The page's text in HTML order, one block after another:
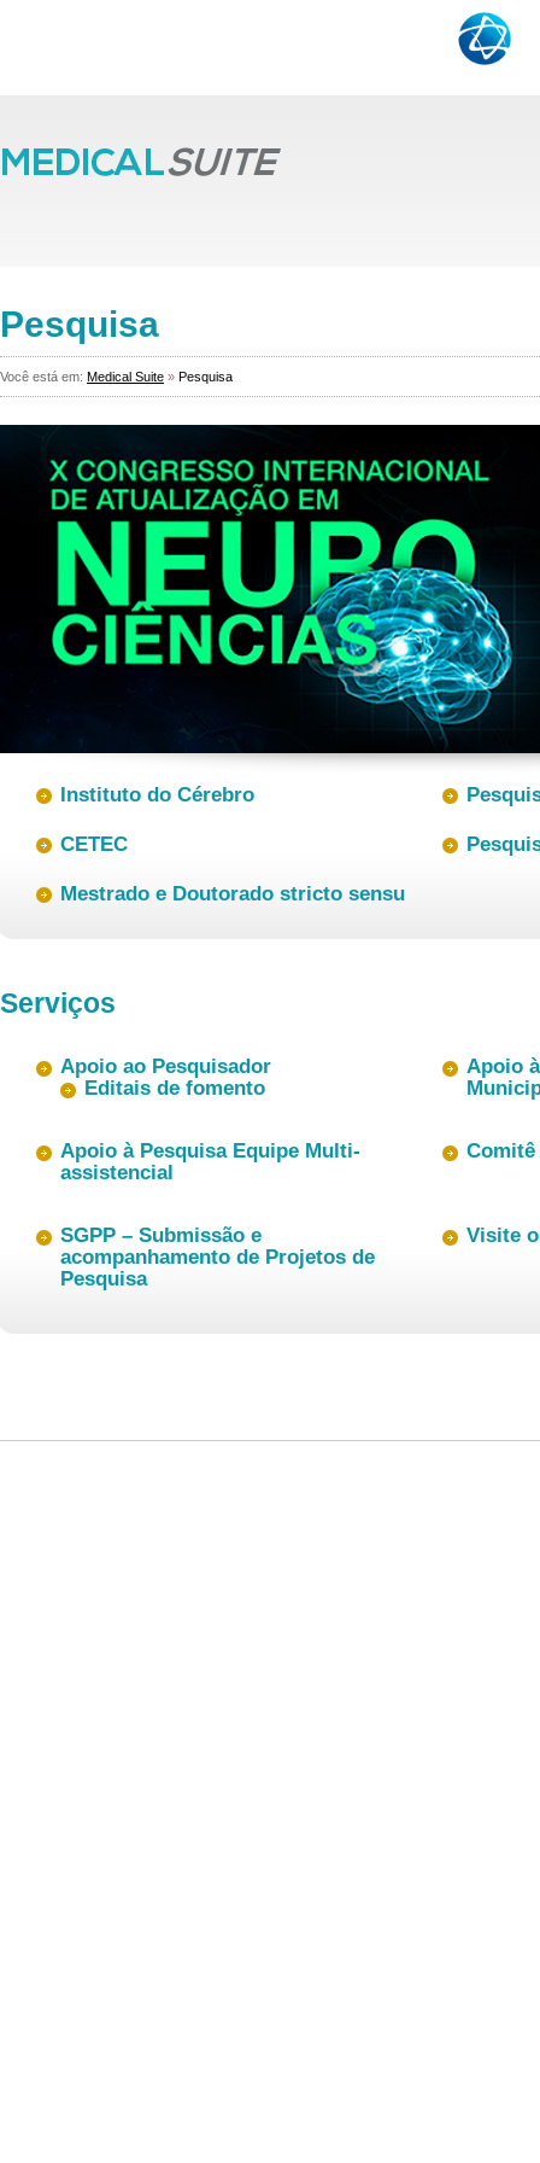
Pesquisa
Você está em: Medical Suite » Pesquisa
Instituto do Cérebro
CETEC
Mestrado e Doutorado stricto sensu
Serviços
Apoio ao Pesquisador
Editais de fomento
Apoio
Apoio à Pesquisa Equipe Multi-
assistencial
Comitê
SGPP – Submissão e
acompanhamento de Projetos de
Pesquisa
Visite